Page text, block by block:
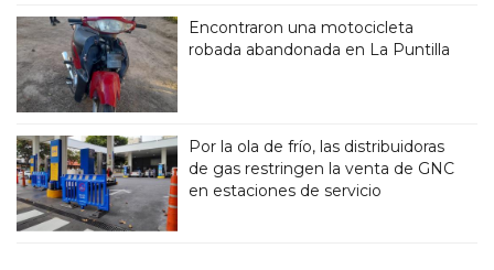
Encontraron una motocicleta
robada abandonada en La Puntilla
Por la ola de frío, las distribuidoras
de gas restringen la venta de GNC
en estaciones de servicio